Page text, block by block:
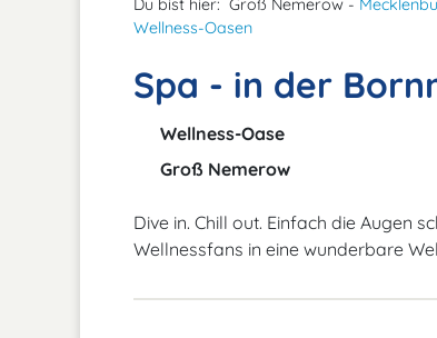
Du bist hier: Groß Nemerow -
Wellness-Oasen
Spa - in der
Wellness-Oase
Groß Nemerow
Dive in. Chill out. Einfach die Augen
Wellnessfans in eine wunderbare